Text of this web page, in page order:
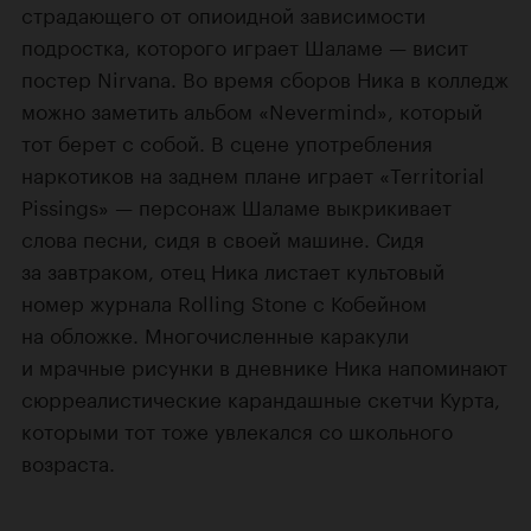
страдающего от опиоидной зависимости
подростка, которого играет Шаламе — висит
постер Nirvana. Во время сборов Ника в колледж
можно заметить альбом «Nevermind», который
тот берет с собой. В сцене употребления
наркотиков на заднем плане играет «Territorial
Pissings» — персонаж Шаламе выкрикивает
слова песни, сидя в своей машине. Сидя
за завтраком, отец Ника листает культовый
номер журнала Rolling Stone с Кобейном
на обложке. Многочисленные каракули
и мрачные рисунки в дневнике Ника напоминают
сюрреалистические карандашные скетчи Курта,
которыми тот тоже увлекался со школьного
возраста.